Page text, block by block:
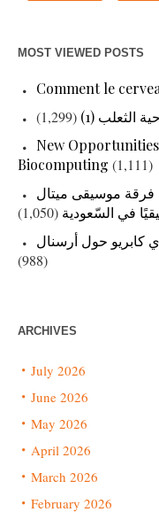
MOST VIEWED POSTS
Comment le
الثعلب (1)
(1,299)
New
Biocomputing (1,111)
فرقة موسيقى ميتال
في السّعودية (1,050)
كابريو حول أرسنال
(988)
ARCHIVES
July 2026
June 2026
May 2026
April 2026
March 2026
February 2026